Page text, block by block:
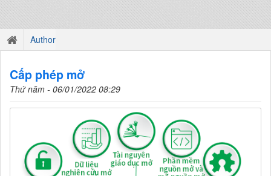
Author
Cấp phép mở
Thứ năm - 06/01/2022 08:29